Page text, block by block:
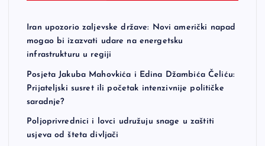
Iran upozorio zaljevske države: Novi američki napad
mogao bi izazvati udare na energetsku
infrastrukturu u regiji
Posjeta Jakuba Mahovkića i Edina Džambića Čeliću:
Prijateljski susret ili početak intenzivnije političke
saradnje?
Poljoprivrednici i lovci udružuju snage u zaštiti
usjeva od šteta divljači